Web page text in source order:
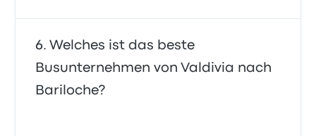
Welches ist das beste
Busunternehmen von Valdivia nach
Bariloche?